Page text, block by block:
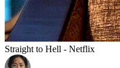
Straight to Hell - Netflix